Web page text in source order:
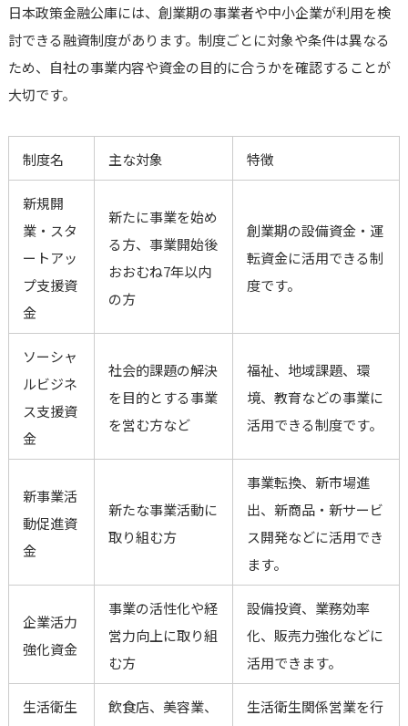
日本政策金融公庫には、創業期の事業者や中小企業が利用を検
討できる融資制度があります。制度ごとに対象や条件は異なる
ため、自社の事業内容や資金の目的に合うかを確認することが
大切です。
制度名 主な対象 特徴
新規開
業・スタ
ートアッ
プ支援資
金
新たに事業を始め
る方、事業開始後
おおむね7年以内
の方
創業期の設備資金・運
転資金に活用できる制
度です。
ソーシャ
ルビジネ
ス支援資
金
社会的課題の解決
を目的とする事業
を営む方など
福祉、地域課題、環
境、教育などの事業に
活用できる制度です。
新事業活
動促進資
金
新たな事業活動に
取り組む方
事業転換、新市場進
出、新商品・新サービ
ス開発などに活用でき
ます。
企業活力
強化資金
事業の活性化や経
営力向上に取り組
む方
設備投資、業務効率
化、販売力強化などに
活用できます。
生活衛生
飲食店、美容業、
生活衛生関係営業を行